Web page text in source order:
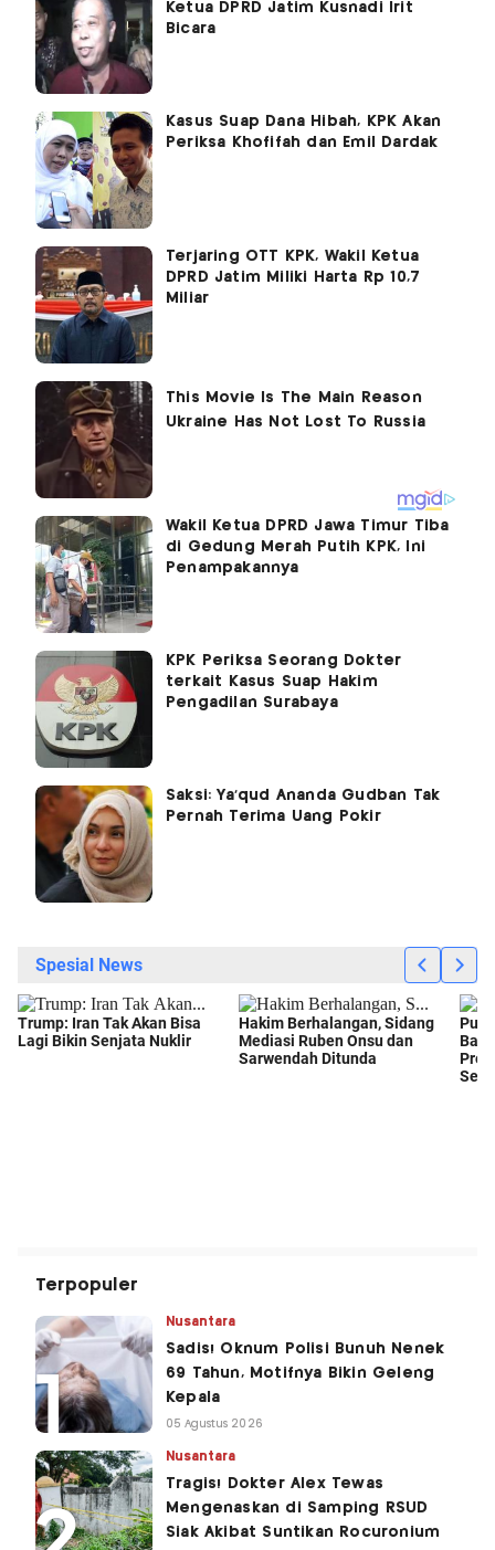
Ketua DPRD Jatim Kusnadi Irit
Bicara
Kasus Suap Dana Hibah, KPK Akan
Periksa Khofifah dan Emil Dardak
Terjaring OTT KPK, Wakil Ketua
DPRD Jatim Miliki Harta Rp 10,7
Miliar
Wakil Ketua DPRD Jawa Timur Tiba
di Gedung Merah Putih KPK, Ini
Penampakannya
KPK Periksa Seorang Dokter
terkait Kasus Suap Hakim
Pengadilan Surabaya
Saksi: Ya'qud Ananda Gudban Tak
Pernah Terima Uang Pokir
Terpopuler
Nusantara
Sadis! Oknum Polisi Bunuh Nenek
69 Tahun, Motifnya Bikin Geleng
Kepala
05 Agustus 2026
Nusantara
Tragis! Dokter Alex Tewas
Mengenaskan di Samping RSUD
Siak Akibat Suntikan Rocuronium